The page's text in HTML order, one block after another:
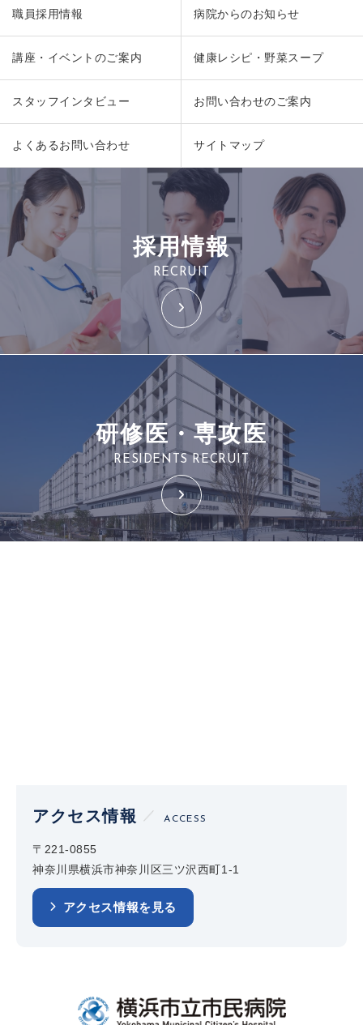
職員採用情報 病院からのお知らせ
講座・イベントのご案内 健康レシピ・野菜スープ
スタッフインタビュー お問い合わせのご案内
よくあるお問い合わせ サイトマップ
採用情報
RECRUIT
研修医・専攻医
RESIDENTS RECRUIT
アクセス情報 ACCESS
〒221-0855
神奈川県横浜市神奈川区三ツ沢西町1-1
アクセス情報を見る